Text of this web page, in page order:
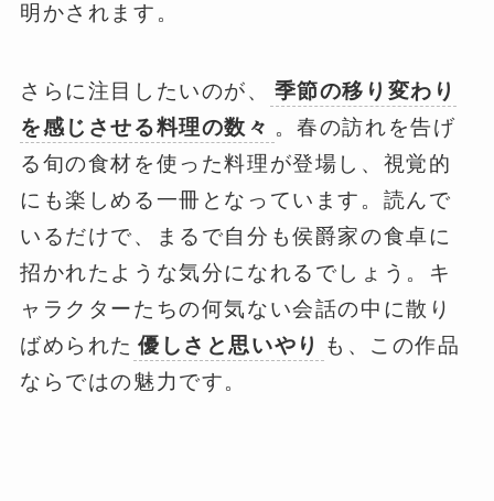
明かされます。
さらに注目したいのが、
季節の移り変わり
を感じさせる料理の数々 。春の訪れを告げ
る旬の食材を使った料理が登場し、視覚的
にも楽しめる一冊となっています。読んで
いるだけで、まるで自分も侯爵家の食卓に
招かれたような気分になれるでしょう。キ
ャラクターたちの何気ない会話の中に散り
ばめられた 優しさと思いやり
も、この作品
ならではの魅力です。